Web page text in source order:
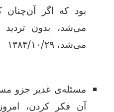
بود که اگر آن‌چنان
می‌شد، بدون
می‌شد. ۱۳۸۴/۱۰/۲۹
مسئله‌ی غدیر جزو
آن فکر کردن،